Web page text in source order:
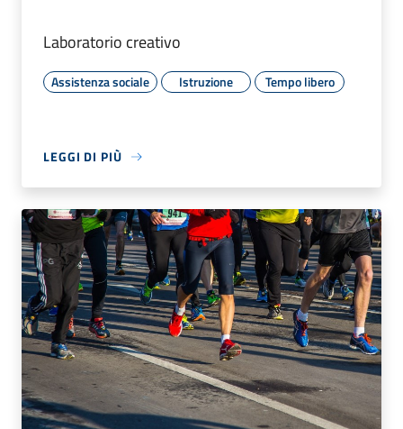
Laboratorio creativo
Assistenza sociale Istruzione Tempo libero
LEGGI DI PIÙ